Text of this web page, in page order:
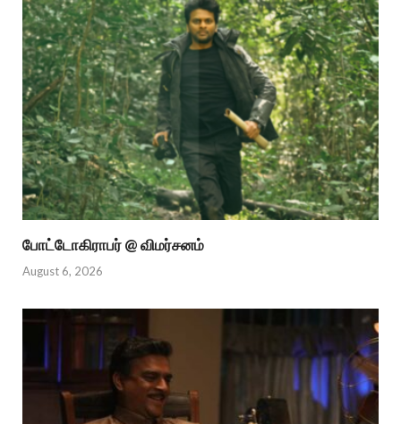
போட்டோகிராபர் @ விமர்சனம்
August 6, 2026